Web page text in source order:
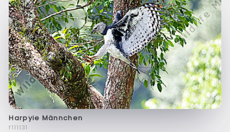
Harpyie Männchen
f111131